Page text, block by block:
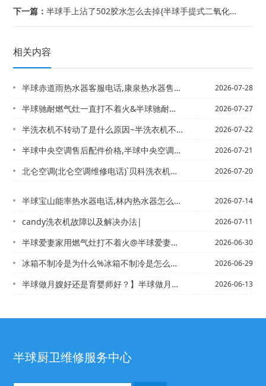
下一篇：半球手上沾了502胶水怎么去掉{半球手提式二氧化碳灭火器有效期是多少
相关内容
半球赤道雨热水器客服电话,康泉热水器售后电话&半球赤峰安装热水器招聘电话,辽阳红... 2026-07-28
半球驰耐燃气灶一直打不着火&半球驰耐热水器售后电话,丹丽斯顿热水器售后联系电话 2026-07-27
半洗衣机不转动了是什么原因~半洗衣机不转动了是什么原因造成的最新发布 2026-07-22
半球中央空调售后配件价格,半球中央空调售后配件价格贵吗新版 2026-07-21
北仑空调(北仑空调维修电话)`贝科洗衣机不会转的原因 2026-07-20
半球宝山能率热水器电话,林内热水器怎么样-宝山热水器打孔维修电话,附近电热水器维... 2026-07-14
candy洗衣机故障以及解决办法| 2026-07-11
半球爱妻家用燃气灶打不着火@半球爱妻牌燃气热水器维修电话,爱妻厨卫是正规品牌吗 2026-06-30
冰箱不制冷是为什么%冰箱不制冷是怎么回事 冰箱不制冷的原因有哪些 2026-06-29
半球做月嫂好还是育婴师好？】半球做月嫂需要具备哪些条件 2026-06-13
半球厨卫维修服务中心